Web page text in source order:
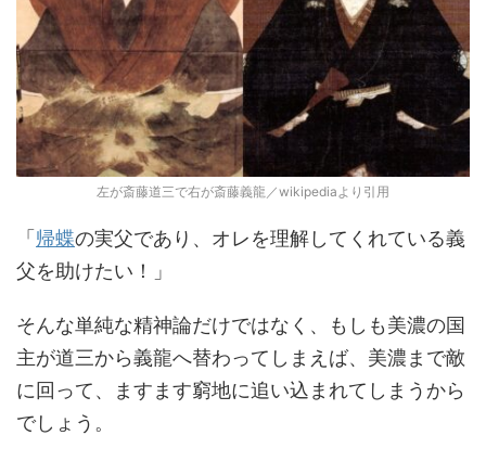
左が斎藤道三で右が斎藤義龍／wikipediaより引用
「 帰蝶の実父であり、オレを理解してくれている義
父を助けたい！」
そんな単純な精神論だけではなく、もしも美濃の国
主が道三から義龍へ替わってしまえば、美濃まで敵
に回って、ますます窮地に追い込まれてしまうから
でしょう。